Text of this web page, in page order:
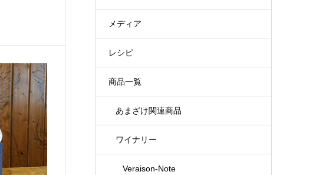
メディア
レシピ
商品一覧
あまざけ関連商品
ワイナリー
Veraison-Note